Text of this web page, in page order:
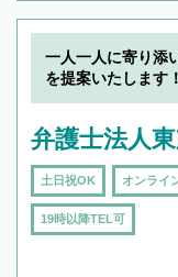
一人一人に寄り添
を提案いたします！
弁護士法人
土日祝OK オンライ
19時以降TEL可